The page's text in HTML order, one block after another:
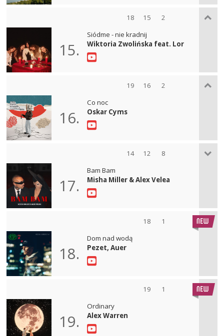
18 15 2
15.
Siódme - nie kradnij
Wiktoria Zwolińska feat. Lor
19 16 2
16.
Co noc
Oskar Cyms
14 12 8
17.
Bam Bam
Misha Miller & Alex Velea
18 1
18.
Dom nad wodą
Pezet, Auer
19 1
19.
Ordinary
Alex Warren